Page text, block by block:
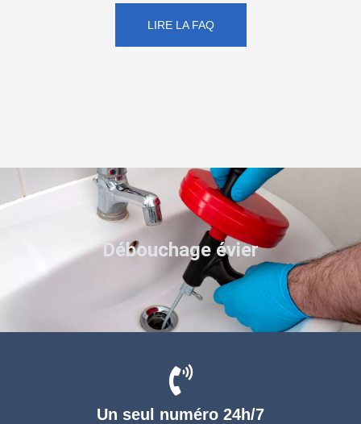
LIRE LA FAQ
Un seul numéro 24h/7
Débouchage évier